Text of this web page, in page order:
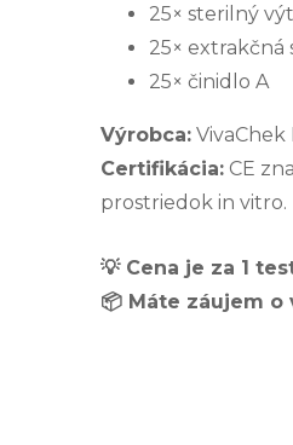
25× sterilný
25× extrakčná
25× činidlo A
Výrobca: VivaChek
Certifikácia: CE
prostriedok in vitro.
💡 Cena je za 1
📦 Máte záujem